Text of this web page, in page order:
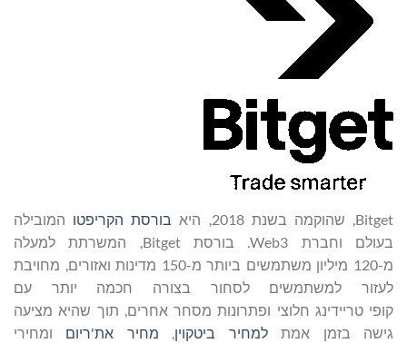
Bitget, שהוקמה בשנת 2018, היא בורסת הקריפטו המובילה
בעולם וחברת Web3. בורסת Bitget, המשרתת למעלה
מ-120 מיליון משתמשים ביותר מ-150 מדינות ואזורים, מחויבת
לעזור למשתמשים לסחור בצורה חכמה יותר עם
קופי טריידינג חלוצי ופתרונות מסחר אחרים, תוך שהיא מציעה
גישה בזמן אמתלמחיר ביטקוין, מחיר את'ריום ומחירי